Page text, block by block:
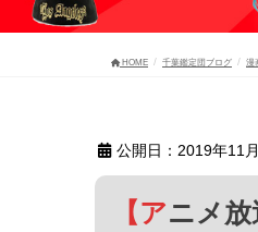
HOME 千葉鑑定団ブログ 漫
公開日：2019年11
【アニ